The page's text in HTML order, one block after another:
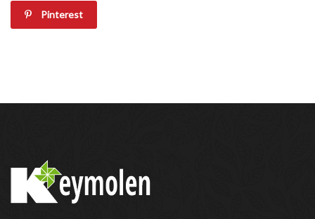
Pinterest